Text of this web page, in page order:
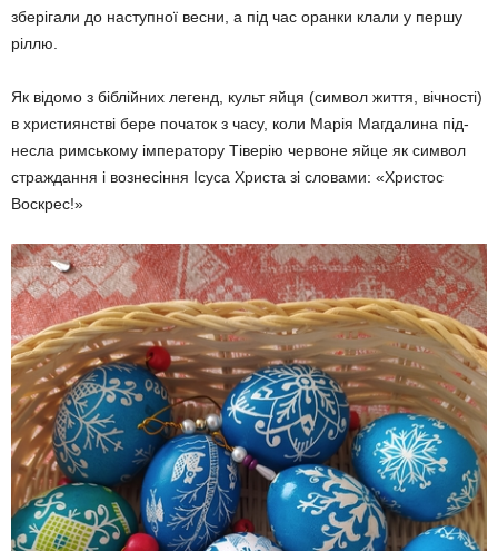
зберігали до наступної весни, а під час оранки клали у першу
ріллю.
Як відомо з біблійних легенд, культ яйця (символ життя, вічності)
в християнстві бере початок з часу, коли Марія Магдалина під­
несла римському імператору Тіверію черво­не яйце як символ
страждання і вознесіння Ісуса Христа зі словами: «Христос
Воскрес!»